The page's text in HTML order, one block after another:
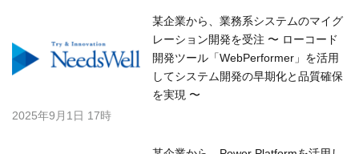
某企業から、業務系システムのマイグ
レーション開発を受注 〜 ローコード
開発ツール「WebPerformer」を活用
してシステム開発の早期化と品質確保
を実現 〜
2025年9月1日 17時